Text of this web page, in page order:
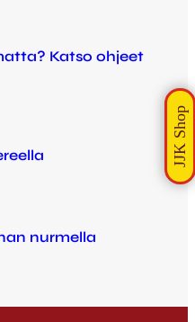
Katso ohjeet
nurmella